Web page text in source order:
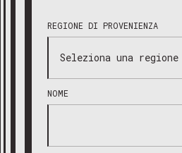
REGIONE DI PROVENIENZA
NOME
Il team di Marking